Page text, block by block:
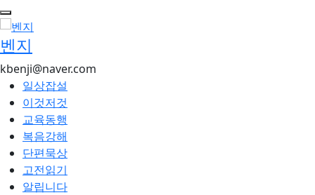
콘
츠
로
건
너
뛰
기
벤지
kbenji@naver.com
일상잡설
이것저것
교육동행
복음강해
단편묵상
고전읽기
알립니다